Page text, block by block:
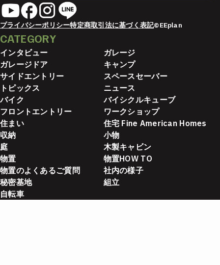
プライバシーポリシー特定商取引法に基づく表記©EEplan
CATEGORY
インタビュー
ガレージ
ガレージドア
キャンプ
サイドエントリー
スペースセーバー
トピックス
ニュース
バイク
バイシクルキューブ
フロントエントリー
ワークショップ
住まい
住宅 Fine American Homes
収納
小物
庭
木製キャビン
物置
物置HOW TO
物置のよくあるご質問
社内の様子
秘密基地
組立
自転車